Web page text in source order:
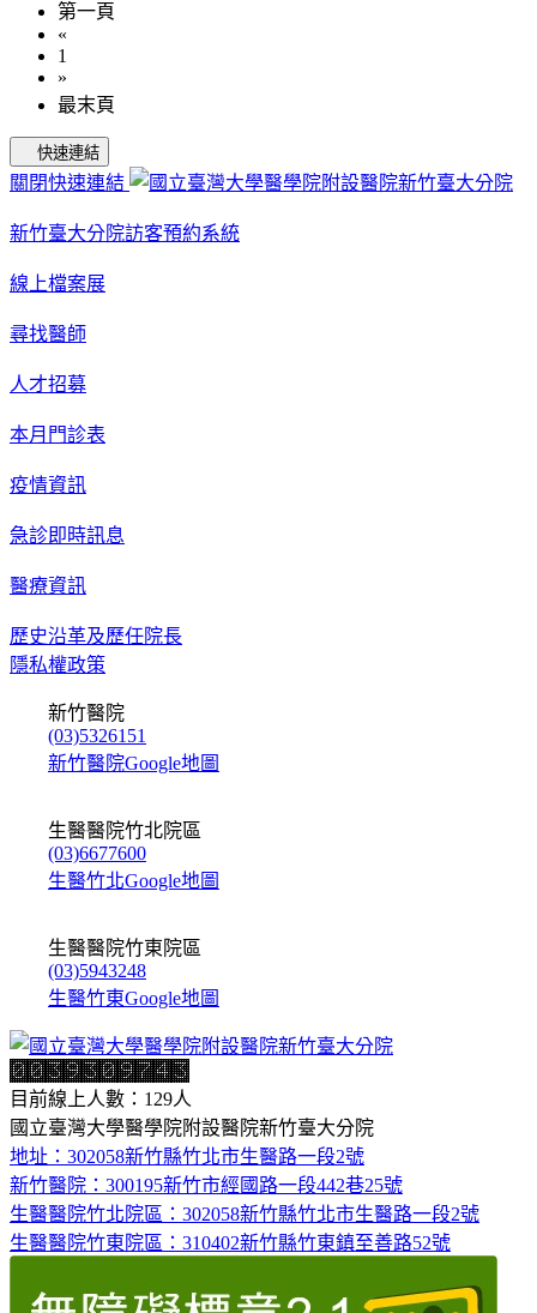
第一頁
«
1
»
最末頁
快速連結
關閉快速連結
新竹臺大分院訪客預約系統
線上檔案展
尋找醫師
人才招募
本月門診表
疫情資訊
急診即時訊息
醫療資訊
歷史沿革及歷任院長
隱私權政策
新竹醫院
(03)5326151
新竹醫院Google地圖
生醫醫院竹北院區
(03)6677600
生醫竹北Google地圖
生醫醫院竹東院區
(03)5943248
生醫竹東Google地圖
目前線上人數：129人
國立臺灣大學醫學院附設醫院新竹臺大分院
地址：302058新竹縣竹北市生醫路一段2號
新竹醫院：300195新竹市經國路一段442巷25號
生醫醫院竹北院區：302058新竹縣竹北市生醫路一段2號
生醫醫院竹東院區：310402新竹縣竹東鎮至善路52號